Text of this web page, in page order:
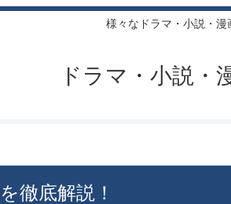
様々なドラマ・小説・漫
ドラマ・小説・
徹底解説！